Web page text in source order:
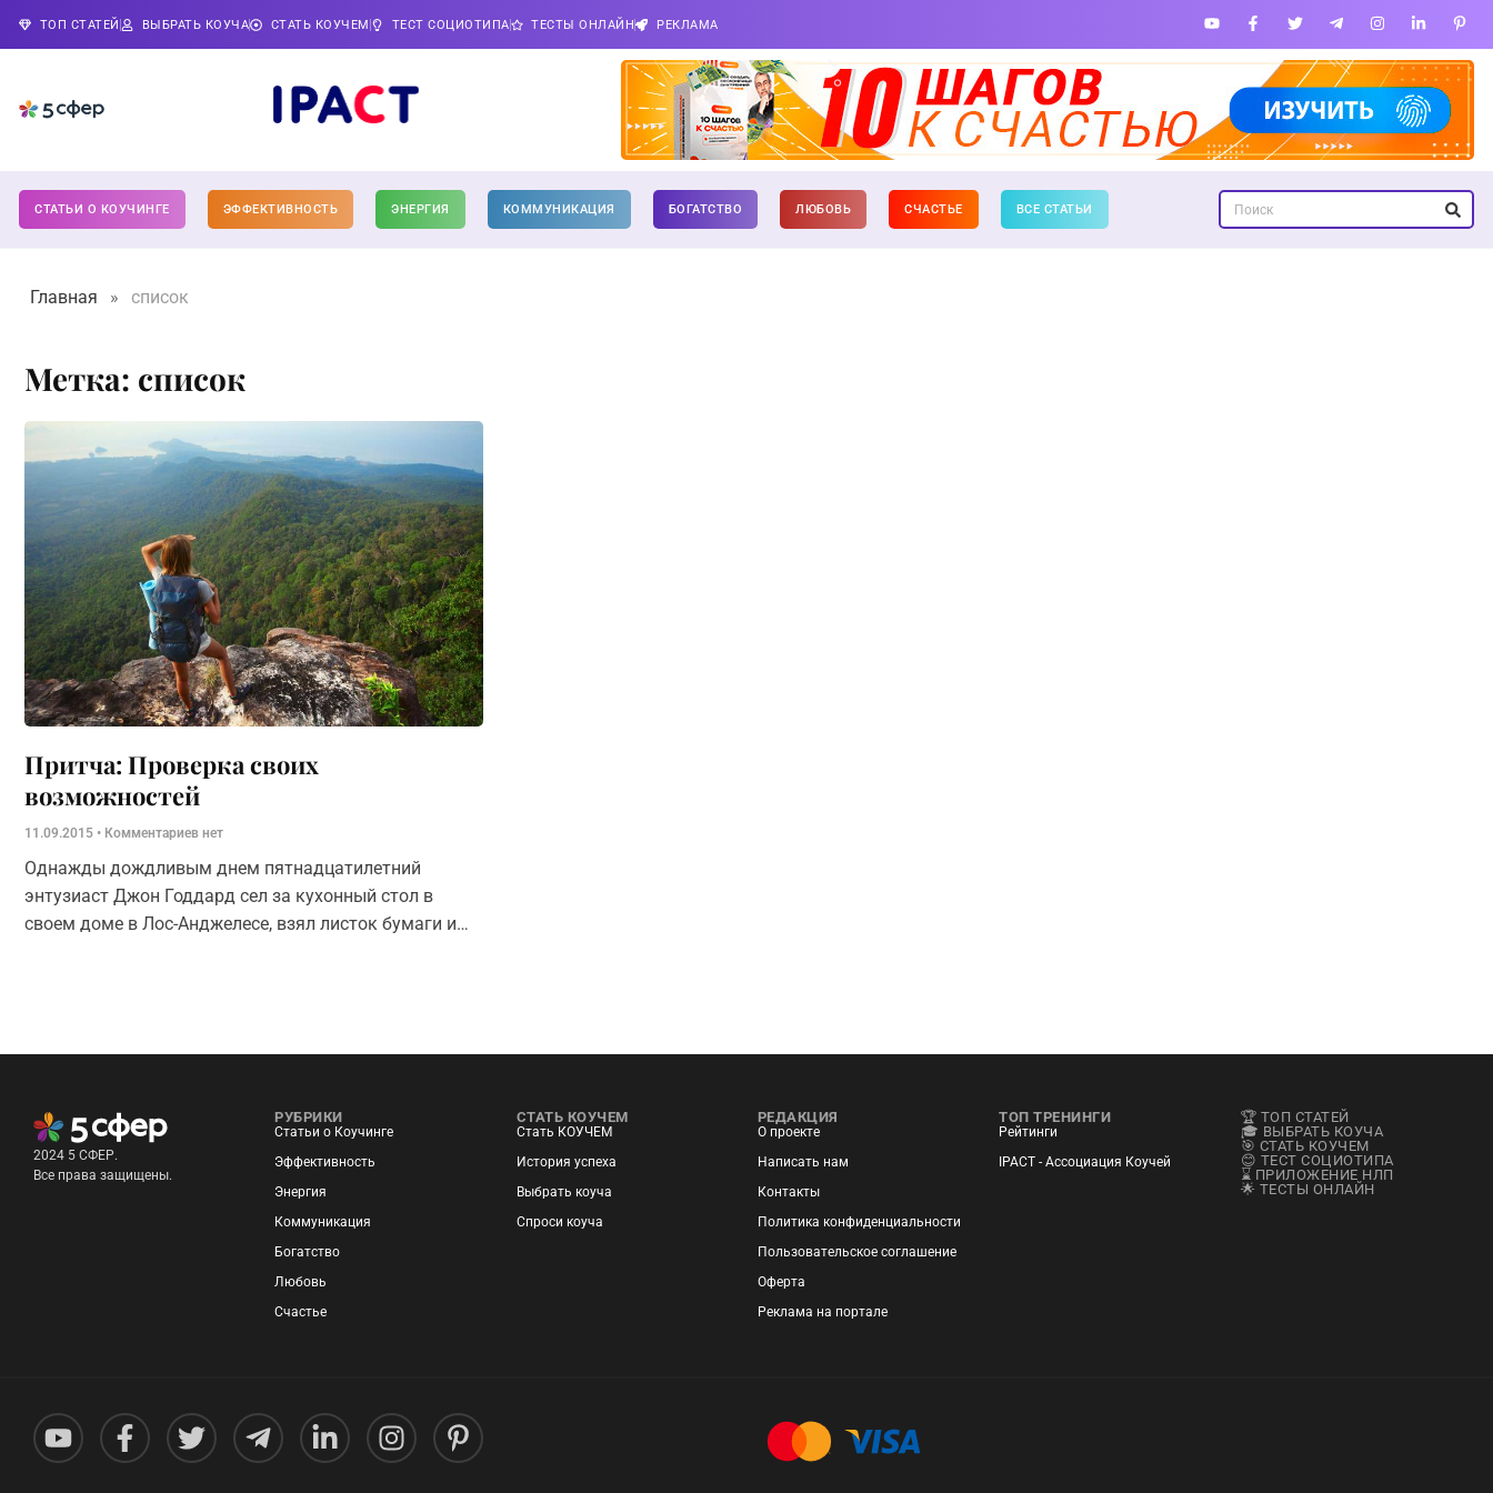
ТОП СТАТЕЙ ВЫБРАТЬ КОУЧА СТАТЬ КОУЧЕМ ТЕСТ СОЦИОТИПА ТЕСТЫ ОНЛАЙН РЕКЛАМА
СТАТЬИ О КОУЧИНГЕ ЭФФЕКТИВНОСТЬ ЭНЕРГИЯ КОММУНИКАЦИЯ БОГАТСТВО ЛЮБОВЬ СЧАСТЬЕ ВСЕ СТАТЬИ
Главная » список
Метка: список
Притча: Проверка своих
возможностей
11.09.2015 Комментариев нет
Однажды дождливым днем пятнадцатилетний
энтузиаст Джон Годдард сел за кухонный стол в
своем доме в Лос-Анджелесе, взял листок бумаги и
2024 5 СФЕР.
Все права защищены.
РУБРИКИ
Статьи о Коучинге
Эффективность
Энергия
Коммуникация
Богатство
Любовь
Счастье
СТАТЬ КОУЧЕМ
Стать КОУЧЕМ
История успеха
Выбрать коуча
Спроси коуча
РЕДАКЦИЯ
О проекте
Написать нам
Контакты
Политика конфиденциальности
Пользовательское соглашение
Оферта
Реклама на портале
ТОП ТРЕНИНГИ
Рейтинги
IPACT - Ассоциация Коучей
🏆 ТОП СТАТЕЙ
🎓 ВЫБРАТЬ КОУЧА
🎯 СТАТЬ КОУЧЕМ
😊 ТЕСТ СОЦИОТИПА
⌛ ПРИЛОЖЕНИЕ НЛП
🌟 ТЕСТЫ ОНЛАЙН